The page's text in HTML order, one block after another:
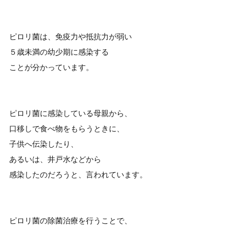
ピロリ菌は、免疫力や抵抗力が弱い
５歳未満の幼少期に感染する
ことが分かっています。
ピロリ菌に感染している母親から、
口移しで食べ物をもらうときに、
子供へ伝染したり、
あるいは、井戸水などから
感染したのだろうと、言われています。
ピロリ菌の除菌治療を行うことで、